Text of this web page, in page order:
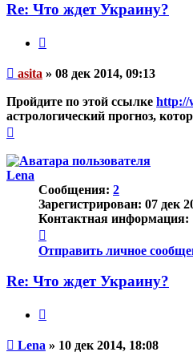
Re: Что ждет Украину?
Непрочитанное
сообщение
asita » 08 дек 2014, 09:13
Пройдите по этой ссылке http://
астрологический прогноз,
началу
Lena
Сообщения: 2
Зарегистрирован: 07 дек
Контактная информация:
информация
пользователя
Отправить личное
Re: Что ждет Украину?
Непрочитанное
Lena » 10 дек 2014, 18:08